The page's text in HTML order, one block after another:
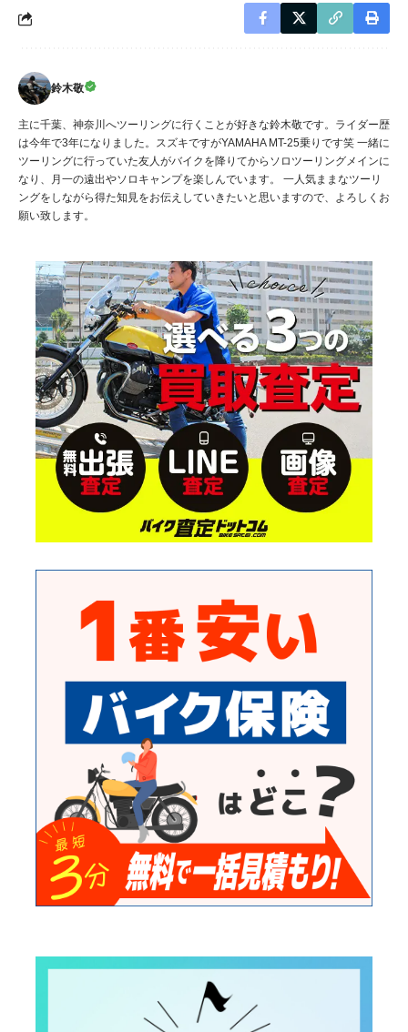
鈴木敬
主に千葉、神奈川へツーリングに行くことが好きな鈴木敬です。ライダー歴
は今年で3年になりました。スズキですがYAMAHA MT-25乗りです笑 一緒に
ツーリングに行っていた友人がバイクを降りてからソロツーリングメインに
なり、月一の遠出やソロキャンプを楽しんでいます。 一人気ままなツーリ
ングをしながら得た知見をお伝えしていきたいと思いますので、よろしくお
願い致します。